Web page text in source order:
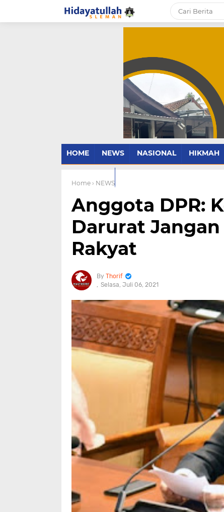
HOME NEWS NASIONAL HIKMAH
Home › NEWS
Anggota DPR:
Darurat
Rakyat
Thorif
Selasa, Juli 06, 2021